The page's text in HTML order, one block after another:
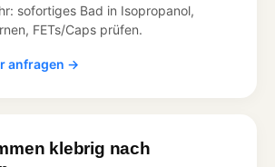
sofortiges Bad in Isopropanol,
FETs/Caps prüfen.
anfragen →
klebrig nach